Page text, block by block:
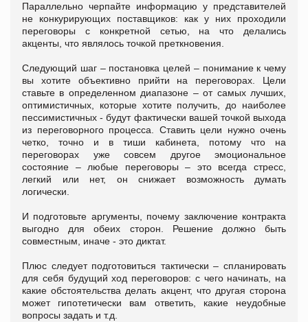
Параллельно черпайте информацию у представителей
не конкурирующих поставщиков: как у них проходили
переговоры с конкретной сетью, на что делались
акценты, что являлось точкой преткновения.
Следующий шаг – постановка целей – понимание к чему
вы хотите объективно прийти на переговорах. Цели
ставьте в определенном диапазоне – от самых лучших,
оптимистичных, которые хотите получить, до наиболее
пессимистичных - будут фактически вашей точкой выхода
из переговорного процесса. Ставить цели нужно очень
четко, точно и в тиши кабинета, потому что на
переговорах уже совсем другое эмоциональное
состояние – любые переговоры – это всегда стресс,
легкий или нет, он снижает возможность думать
логически.
И подготовьте аргументы, почему заключение контракта
выгодно для обеих сторон. Решение должно быть
совместным, иначе - это диктат.
Плюс следует подготовиться тактически – спланировать
для себя будущий ход переговоров: с чего начинать, на
какие обстоятельства делать акцент, что другая сторона
может гипотетически вам ответить, какие неудобные
вопросы задать и т.д.